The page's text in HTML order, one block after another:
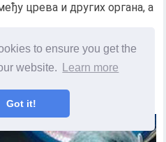
to ensure you get the
website.
Learn more
Got it!
црева и других органа, а
фистула?